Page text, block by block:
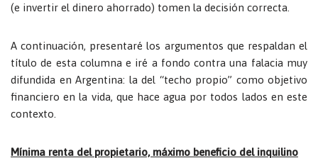
(e invertir el dinero ahorrado) tomen la decisión correcta.
A continuación, presentaré los argumentos que respaldan el
título de esta columna e iré a fondo contra una falacia muy
difundida en Argentina: la del “techo propio” como objetivo
financiero en la vida, que hace agua por todos lados en este
contexto.
Mínima renta del propietario, máximo beneficio del inquilino